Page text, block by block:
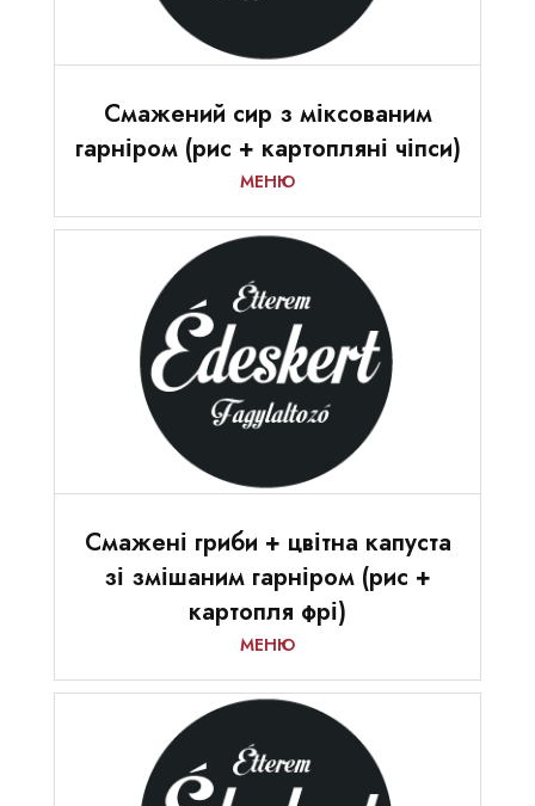
Смажений сир з міксованим
гарніром (рис + картопляні чіпси)
МЕНЮ
Смажені гриби + цвітна капуста
зі змішаним гарніром (рис +
картопля фрі)
МЕНЮ